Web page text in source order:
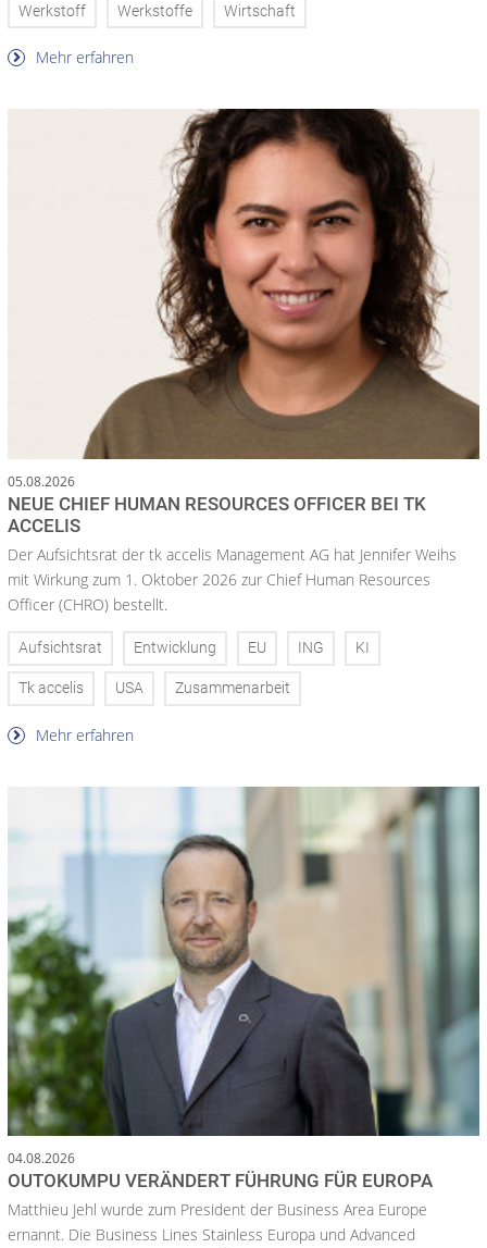
Werkstoff Werkstoffe Wirtschaft
Mehr erfahren
05.08.2026
NEUE CHIEF HUMAN RESOURCES OFFICER BEI TK
ACCELIS
Der Aufsichtsrat der tk accelis Management AG hat Jennifer Weihs
mit Wirkung zum 1. Oktober 2026 zur Chief Human Resources
Officer (CHRO) bestellt.
Aufsichtsrat Entwicklung EU ING KI
Tk accelis USA Zusammenarbeit
Mehr erfahren
04.08.2026
OUTOKUMPU VERÄNDERT FÜHRUNG FÜR EUROPA
Matthieu Jehl wurde zum President der Business Area Europe
ernannt. Die Business Lines Stainless Europa und Advanced